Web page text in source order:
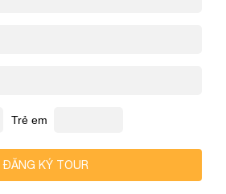
Trẻ em
ĐĂNG KÝ TOUR